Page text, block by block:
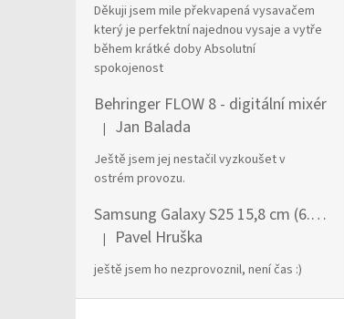
Děkuji jsem mile překvapená vysavačem
který je perfektní najednou vysaje a vytře
během krátké doby Absolutní
spokojenost
Behringer FLOW 8 - digitální mixér
Hodnocení produktu je 5 z 5 hvězdiček.
| Jan Balada
Ještě jsem jej nestačil vyzkoušet v
ostrém provozu.
Samsung Galaxy S25 15,8 cm (6.2") Dual SIM Android 15 5G USB typu C 12 GB 256 GB 4000 mAh Námořnická modrá
Hodnocení produktu je 1 z 5 hvězdiček.
| Pavel Hruška
ještě jsem ho nezprovoznil, není čas :)